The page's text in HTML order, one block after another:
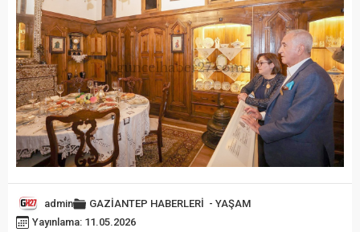
admin GAZİANTEP HABERLERİ - YAŞAM
Yayınlama: 11.05.2026